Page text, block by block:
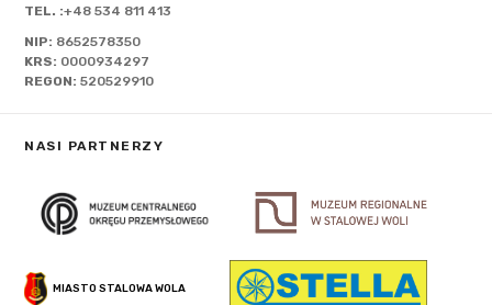
TEL. :+48 534 811 413
NIP: 8652578350
KRS: 0000934297
REGON:520529910
NASI PARTNERZY
MIASTO STALOWA WOLA